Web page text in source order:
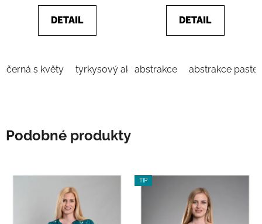
5
DETAIL
černá s květy tyrkysový akvarel Zelená žlutá s květy
5
DETAIL
abstrakce abstrakce
Podobné produkty
TIP